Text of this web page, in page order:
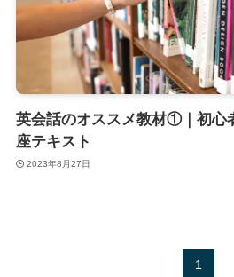
英会話のオススメ教材①｜初心
座テキスト
2023年8月27日
1